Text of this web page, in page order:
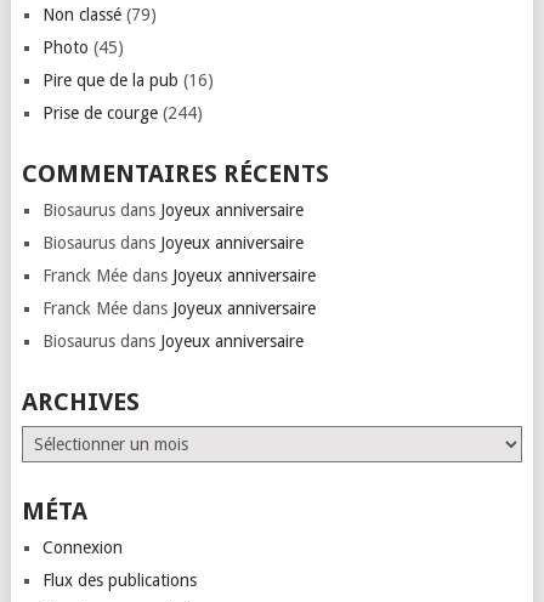
Non classé(79)
Photo (45)
Pire que de la pub (16)
Prise de courge(244)
COMMENTAIRES RÉCENTS
Biosaurusdans Joyeux anniversaire
Biosaurusdans Joyeux anniversaire
Franck Méedans Joyeux anniversaire
Franck Méedans Joyeux anniversaire
Biosaurusdans Joyeux anniversaire
ARCHIVES
Archives
MÉTA
Connexion
Flux des publications